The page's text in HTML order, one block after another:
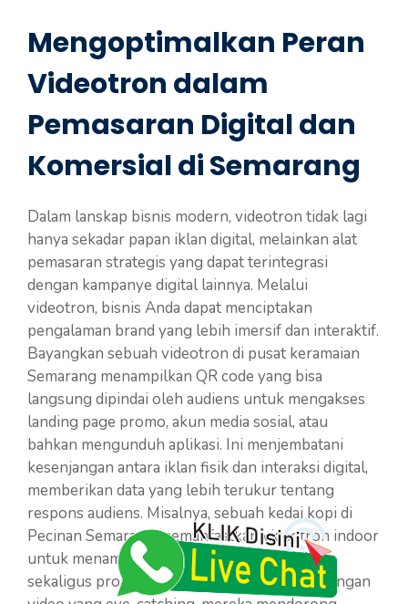
Mengoptimalkan Peran
Videotron dalam
Pemasaran Digital dan
Komersial di Semarang
Dalam lanskap bisnis modern, videotron tidak lagi
hanya sekadar papan iklan digital, melainkan alat
pemasaran strategis yang dapat terintegrasi
dengan kampanye digital lainnya. Melalui
videotron, bisnis Anda dapat menciptakan
pengalaman brand yang lebih imersif dan interaktif.
Bayangkan sebuah videotron di pusat keramaian
Semarang menampilkan QR code yang bisa
langsung dipindai oleh audiens untuk mengakses
landing page promo, akun media sosial, atau
bahkan mengunduh aplikasi. Ini menjembatani
kesenjangan antara iklan fisik dan interaksi digital,
memberikan data yang lebih terukur tentang
respons audiens. Misalnya, sebuah kedai kopi di
Pecinan Semarang memanfaatkan videotron indoor
untuk menampilkan menu spesial hari ini dan
sekaligus promosi di media sosial mereka. Dengan